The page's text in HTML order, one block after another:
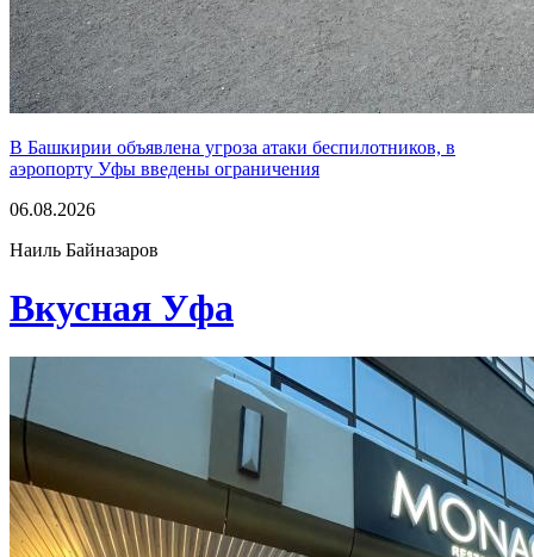
В Башкирии объявлена угроза атаки беспилотников, в
аэропорту Уфы введены ограничения
06.08.2026
Наиль Байназаров
Вкусная Уфа